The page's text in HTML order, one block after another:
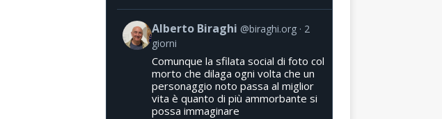
Alberto Biraghi @biraghi.org
2
giorni
Comunque la sfilata social di foto col
morto che dilaga ogni volta che un
personaggio noto passa al miglior
vita è quanto di più ammorbante si
possa immaginare